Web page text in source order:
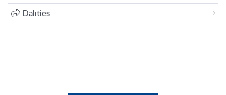
Dalīties